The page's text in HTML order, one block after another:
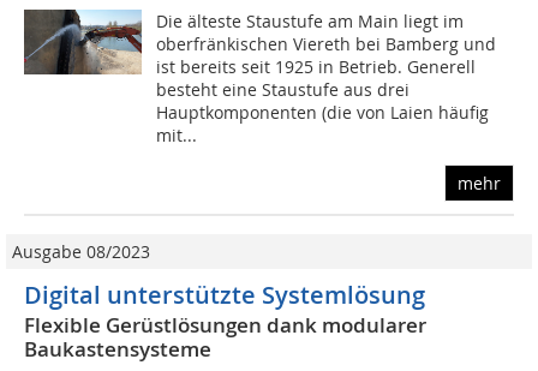
Die älteste Staustufe am Main liegt im
oberfränkischen Viereth bei Bamberg und
ist bereits seit 1925 in Betrieb. Generell
besteht eine Staustufe aus drei
Hauptkomponenten (die von Laien häufig
mit...
mehr
Ausgabe 08/2023
Digital unterstützte Systemlösung
Flexible Gerüstlösungen dank modularer
Baukastensysteme